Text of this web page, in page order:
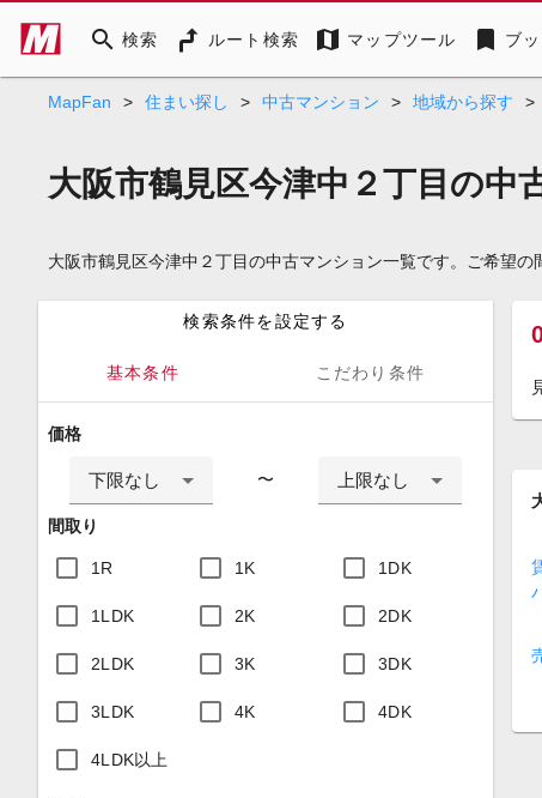
search 検索 ルート検索 map マップツール bookmark ブ
MapFan > 住まい探し > 中古マンション > 地域から探す >
大阪市鶴見区今津中２丁目の中
大阪市鶴見区今津中２丁目の中古マンション一覧です。ご希望
検索条件を設定する
基本条件 こだわり条件
価格
下限なし 〜 上限なし
間取り
1R 1K 1DK
1LDK 2K 2DK
2LDK 3K 3DK
3LDK 4K 4DK
4LDK以上